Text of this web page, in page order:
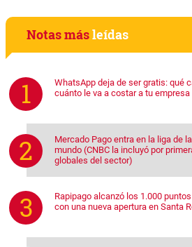
Notas másleídas
WhatsApp deja de ser gratis: qué
cuánto le va a costar a tu
Mercado Pago entra en la liga de
mundo (CNBC la incluyó por
globales del sector)
Rapipago alcanzó los 1.000
con una nueva apertura en Santa